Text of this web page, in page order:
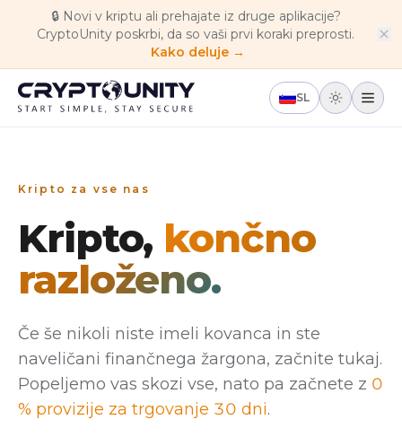
Skip to main content
🔒 Novi v kriptu ali prehajate iz druge aplikacije?
CryptoUnity poskrbi, da so vaši prvi koraki preprosti.
Kako deluje →
SL
Kripto za vse nas
Kripto, končno
razloženo.
Če še nikoli niste imeli kovanca in ste
naveličani finančnega žargona, začnite tukaj.
Popeljemo vas skozi vse, nato pa začnete z 0
% provizije za trgovanje 30 dni.